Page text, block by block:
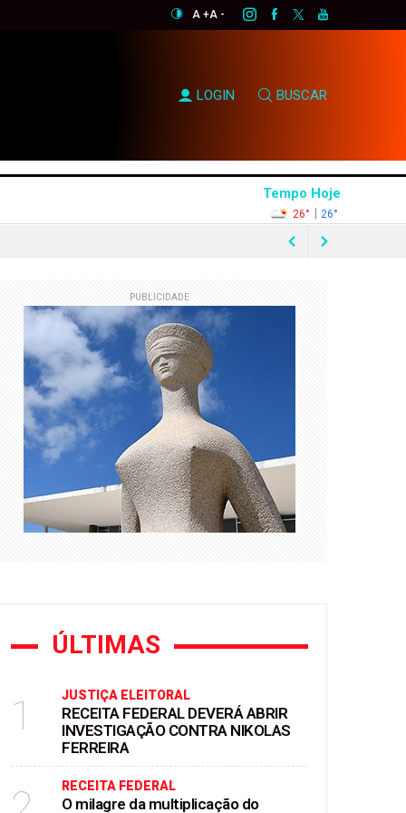
A +A -
LOGIN BUSCAR
Tempo Hoje
26° | 26°
eleitoral"
em quatro anos
PUBLICIDADE
ÚLTIMAS
1 JUSTIÇA ELEITORAL
RECEITA FEDERAL DEVERÁ ABRIR
INVESTIGAÇÃO CONTRA NIKOLAS
FERREIRA
RECEITA FEDERAL
O milagre da multiplicação do